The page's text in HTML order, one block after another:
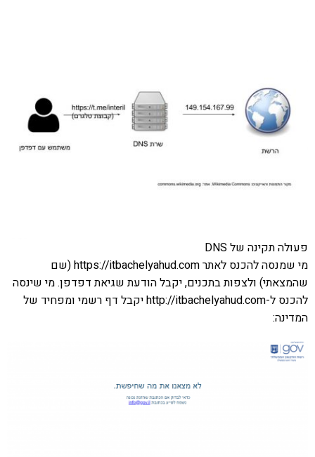
פעולה תקינה של DNS
מי שמנסה להכנס לאתר https://itbachelyahud.com (שם
שהמצאתי) ולצפות בתכנים, יקבל הודעת שגיאת דפדפן. מי שינסה
להכנס ל-http://itbachelyahud.com יקבל דף רשמי ומפחיד של
המדינה: